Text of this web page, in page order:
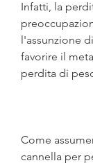
Infatti, la
l'assunzione
favorire il
perdita di
Come
cannella per